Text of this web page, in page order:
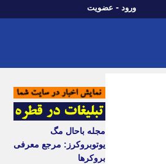
ورود - عضویت
مجله باحال مگ
یوتوبروکرز: مرجع معرفی
بروکرها